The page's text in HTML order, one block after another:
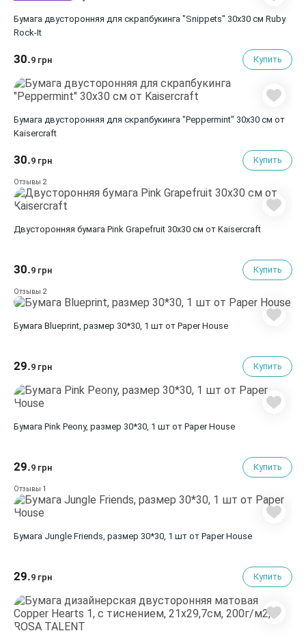
Бумага двусторонняя для скрапбукинга "Snippets" 30х30 см Ruby
Rock-It
30.9 грн Купить
Бумага двусторонняя для скрапбукинга "Peppermint" 30х30 см от
Kaisercraft
30.9 грн Купить
Отзывы 2
Двусторонняя бумага Pink Grapefruit 30х30 см от Kaisercraft
30.9 грн Купить
Отзывы 2
Бумага Blueprint, размер 30*30, 1 шт от Paper House
29.9 грн Купить
Бумага Pink Peony, размер 30*30, 1 шт от Paper House
29.9 грн Купить
Отзывы 1
Бумага Jungle Friends, размер 30*30, 1 шт от Paper House
29.9 грн Купить